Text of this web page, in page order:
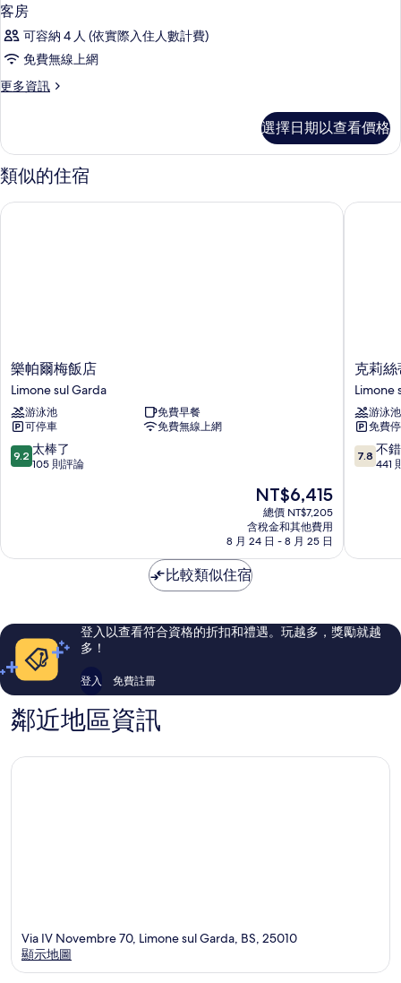
客房
可容納 4 人 (依實際入住人數計費)
免費無線上網
更多資訊
更
的
詳
情
選擇日期以查看價格
類似的住宿
樂
帕
爾
梅
飯
店
Limone
樂帕爾梅飯店
Limone sul Garda
游泳池
免費早餐
可停車
免費無線上網
9.2
分，
棒
評
論
9.2 太棒了
105 則評論
現
在
價
格
為
NT$6,415
總價 NT$7,205
含稅金和其他費用
8 月 24 日 - 8 月 25 日
樂帕爾梅飯店
克
莉
絲
蒂
娜
飯
店
克莉
Limone
游泳池
免費
7.8
分，
錯
評
論
7.8 不
441
克莉絲
比較類似住宿
登入以查看符合資格的折扣和禮遇。玩越多，獎勵就越
多！
登入 免費註冊
鄰近地區資訊
Via IV Novembre 70, Limone sul Garda, BS, 25010
顯示地圖